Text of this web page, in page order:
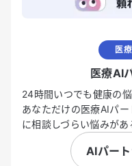
医
医療AI
24時間いつでも健康の
あなただけの医療AIパ
に相談しづらい悩みが
AIパー